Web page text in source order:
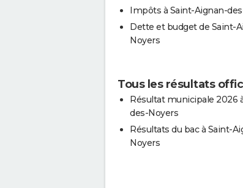
Impôts à Saint-Aignan-
Dette et budget de Saint-
Noyers
Tous les résultats
Résultat municipale 2026
des-Noyers
Résultats du bac à Saint-
Noyers